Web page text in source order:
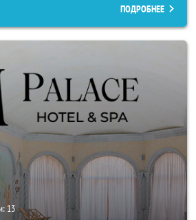
ПОДРОБНЕЕ
13